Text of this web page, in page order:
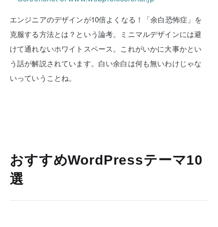
エンジニアのデザインが10倍よくなる！「余白恐怖症」を
克服する方法とは？という論考。ミニマルデザインには避
けて通れないホワイトスペース。これがいかに大事かとい
う話が解説されています。白い余白は何も無いわけじゃな
いっていうことね。
おすすめWordPressテーマ10
選